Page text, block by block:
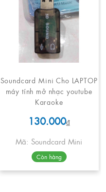
Soundcard Mini Cho LAPTOP
máy tính mở nhạc youtube
Karaoke
130.000₫
Mã: Soundcard Mini
Còn hàng